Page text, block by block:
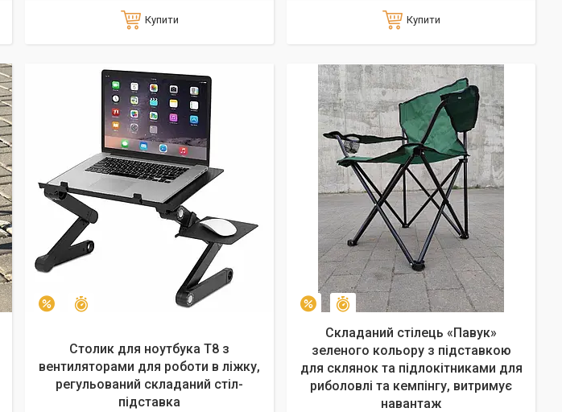
Купити Купити
–5% Залишилось 26 днів
Столик для ноутбука T8 з
вентиляторами для роботи в ліжку,
регульований складаний стіл-
підставка
–10% Залишилось 10 днів
Складаний стілець «Павук»
зеленого кольору з підставкою
для склянок та підлокітниками для
риболовлі та кемпінгу, витримує
навантаж